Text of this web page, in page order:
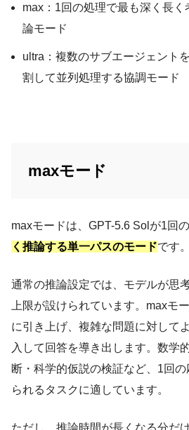
max：1回の処理で最も深く長く
論モード
ultra：複数のサブエージェント
割して並列処理する協調モード
maxモード
maxモードは、GPT-5.6 Solが1回
く推論する単一パスのモードです。
通常の推論設定では、モデルが思
上限が設けられています。maxモ
に引き上げ、複雑な問題に対して
入して回答を導き出します。数学
断・科学的仮説の検証など、1回
られるタスクに適しています。
ただし、推論時間が長くなる分だ